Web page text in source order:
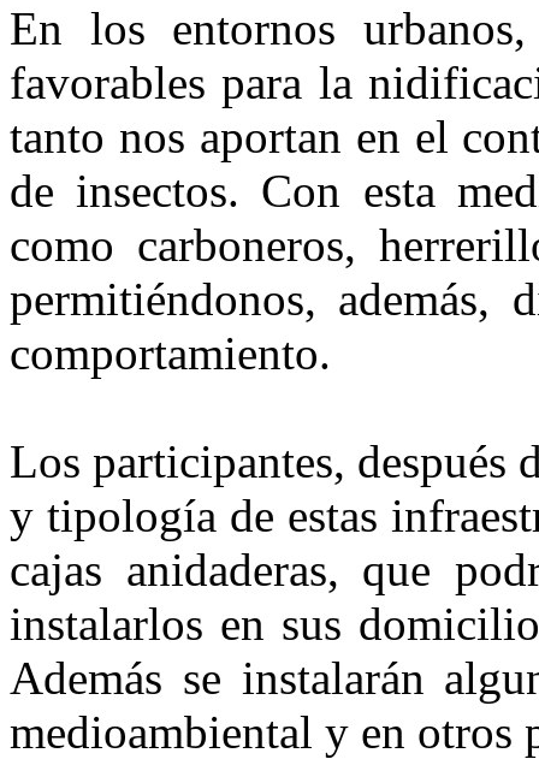
En los entornos urbanos,
favorables para la
tanto nos aportan en el
de insectos. Con esta
como carboneros,
permitiéndonos, además,
comportamiento.
Los participantes, después
y tipología de estas
cajas anidaderas, que
instalarlos en sus
Además se instalarán
medioambiental y en otros